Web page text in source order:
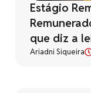
Estágio
que diz a
Ariadni Siqueira